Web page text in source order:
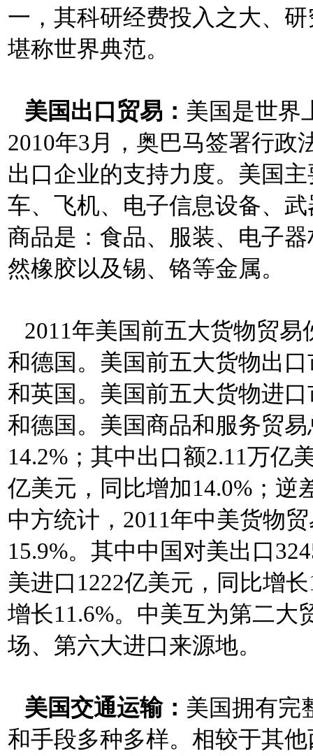
一，其科研经费投入之大、
堪称世界典范。
美国出口贸易： 美国是世界
2010年3月，奥巴马签署行政
出口企业的支持力度。美国
车、飞机、电子信息设备、
商品是：食品、服装、电子
然橡胶以及锡、铬等金属。
2011年美国前五大货物贸
和德国。美国前五大货物出
和英国。美国前五大货物进
和德国。美国商品和服务贸
14.2%；其中出口额2.11万亿
亿美元，同比增加14.0%；逆
中方统计，2011年中美货物
15.9%。其中中国对美出口
美进口1222亿美元，同比增
增长11.6%。中美互为第二
场、第六大进口来源地。
美国交通运输： 美国拥有完
和手段多种多样。相较于其